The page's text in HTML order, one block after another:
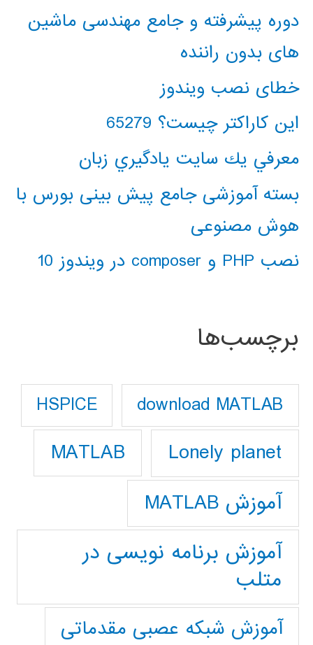
دوره پیشرفته و جامع مهندسی ماشین
های بدون راننده
خطای نصب ویندوز
این کاراکتر چیست؟ 65279
معرفي يك سايت يادگيري زبان
بسته آموزشی جامع پیش بینی بورس با
هوش مصنوعی
نصب PHP و composer در ویندوز 10
برچسب‌ها
download MATLAB
HSPICE
Lonely planet
MATLAB
آموزش MATLAB
آموزش برنامه نویسی در
متلب
آموزش شبکه عصبی مقدماتی